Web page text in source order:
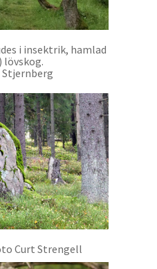
i insektrik, hamlad
lövskog.
Curt Strengell